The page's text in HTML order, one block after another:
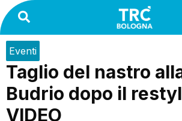
Eventi
Taglio del nastro
Budrio dopo il
VIDEO